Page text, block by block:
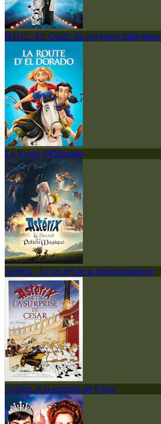
H2G2 : Le Guide du voyageur galactique
La Route d'Eldorado
Astérix - Le secret de la potion magique
Astérix et la surprise de César